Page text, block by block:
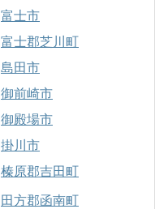
富士市
富士郡芝川町
島田市
御前崎市
御殿場市
掛川市
榛原郡吉田町
田方郡函南町